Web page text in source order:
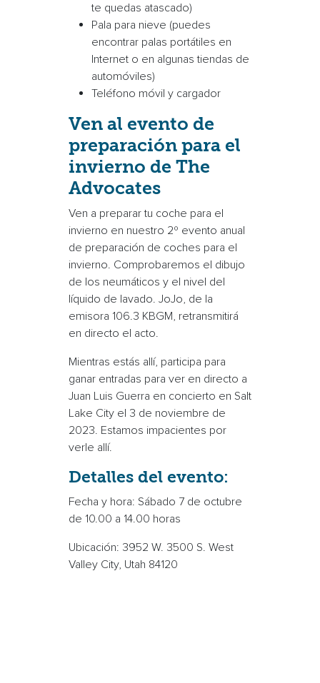
te quedas atascado)
Pala para nieve (puedes
encontrar palas portátiles en
Internet o en algunas tiendas de
automóviles)
Teléfono móvil y cargador
Ven al evento de
preparación para el
invierno de The
Advocates
Ven a preparar tu coche para el
invierno en nuestro 2º evento anual
de preparación de coches para el
invierno. Comprobaremos el dibujo
de los neumáticos y el nivel del
líquido de lavado. JoJo, de la
emisora 106.3 KBGM, retransmitirá
en directo el acto.
Mientras estás allí, participa para
ganar entradas para ver en directo a
Juan Luis Guerra en concierto en Salt
Lake City el 3 de noviembre de
2023. Estamos impacientes por
verle allí.
Detalles del evento:
Fecha y hora: Sábado 7 de octubre
de 10.00 a 14.00 horas
Ubicación: 3952 W. 3500 S. West
Valley City, Utah 84120